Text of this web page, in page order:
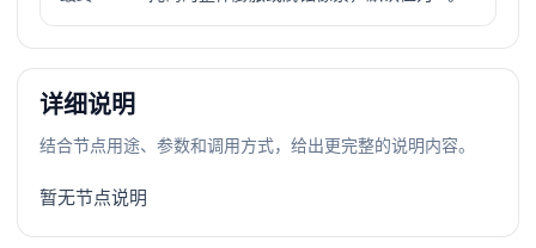
详细说明
结合节点用途、参数和调用方式，给出更完整的说明内容。
暂无节点说明